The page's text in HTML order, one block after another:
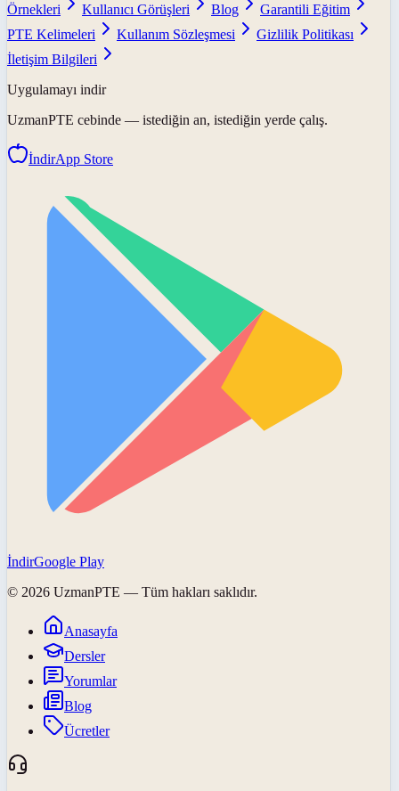
Örnekleri
Kullanıcı Görüşleri Blog
Garantili Eğitim
PTE Kelimeleri
Kullanım Sözleşmesi
Gizlilik Politikası
İletişim Bilgileri
Uygulamayı indir
UzmanPTE cebinde — istediğin an, istediğin yerde çalış.
İndirApp Store
İndirGoogle Play
© 2026 UzmanPTE — Tüm hakları saklıdır.
Anasayfa
Dersler
Yorumlar
Blog
Ücretler